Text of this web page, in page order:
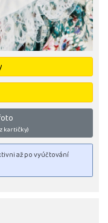
kartičky)